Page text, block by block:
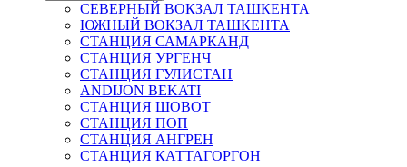
СЕВЕРНЫЙ ВОКЗАЛ ТАШКЕНТА
ЮЖНЫЙ ВОКЗАЛ ТАШКЕНТА
СТАНЦИЯ САМАРКАНД
СТАНЦИЯ УРГЕНЧ
СТАНЦИЯ ГУЛИСТАН
ANDIJON BEKATI
СТАНЦИЯ ШОВОТ
СТАНЦИЯ ПОП
СТАНЦИЯ АНГРЕН
СТАНЦИЯ КАТТАГОРГОН